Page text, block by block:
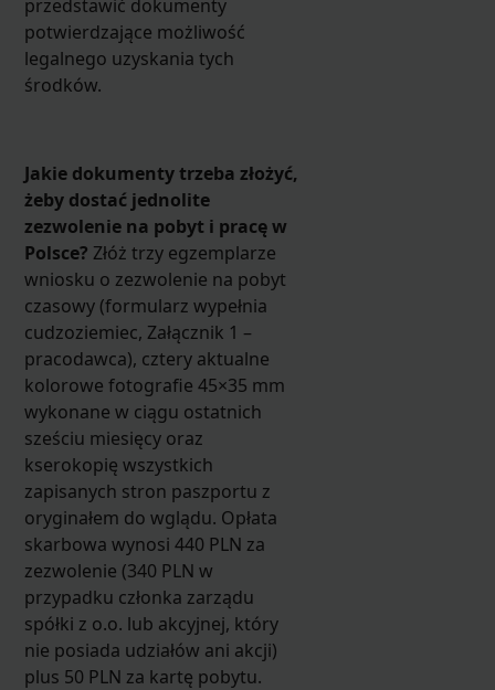
przedstawić dokumenty
potwierdzające możliwość
legalnego uzyskania tych
środków.
Jakie dokumenty trzeba złożyć,
żeby dostać jednolite
zezwolenie na pobyt i pracę w
Polsce? Złóż trzy egzemplarze
wniosku o zezwolenie na pobyt
czasowy (formularz wypełnia
cudzoziemiec, Załącznik 1 –
pracodawca), cztery aktualne
kolorowe fotografie 45×35 mm
wykonane w ciągu ostatnich
sześciu miesięcy oraz
kserokopię wszystkich
zapisanych stron paszportu z
oryginałem do wglądu. Opłata
skarbowa wynosi 440 PLN za
zezwolenie (340 PLN w
przypadku członka zarządu
spółki z o.o. lub akcyjnej, który
nie posiada udziałów ani akcji)
plus 50 PLN za kartę pobytu.